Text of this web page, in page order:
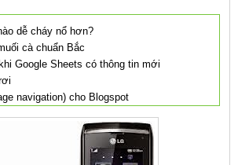
dễ cháy nổ hơn?
cà chuẩn Bắc
Google Sheets có thông tin mới
navigation) cho Blogspot